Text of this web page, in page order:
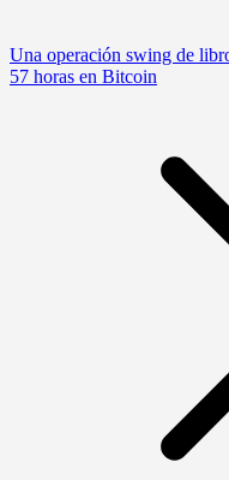
Una operación swing de
57 horas en Bitcoin